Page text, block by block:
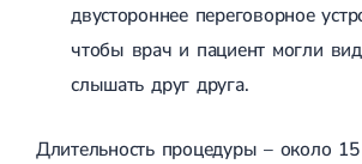
двустороннее переговорное
чтобы врач и пациент могли
слышать друг друга.
Длительность процедуры – около